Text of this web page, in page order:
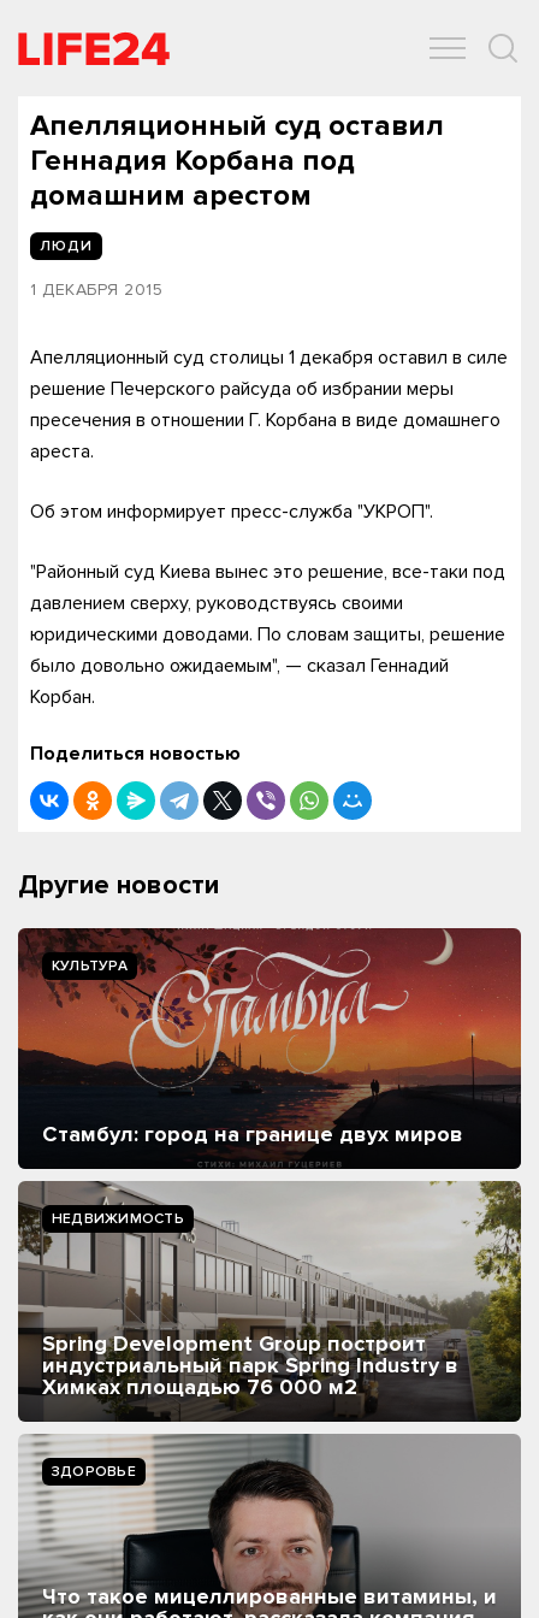
Апелляционный суд оставил
Геннадия Корбана под
домашним арестом
ЛЮДИ
1 ДЕКАБРЯ 2015
Апелляционный суд столицы 1 декабря оставил в силе
решение Печерского райсуда об избрании меры
пресечения в отношении Г. Корбана в виде домашнего
ареста.
Об этом информирует пресс-служба "УКРОП".
"Районный суд Киева вынес это решение, все-таки под
давлением сверху, руководствуясь своими
юридическими доводами. По словам защиты, решение
было довольно ожидаемым", — сказал Геннадий
Корбан.
Поделиться новостью
Другие новости
КУЛЬТУРА
Стамбул: город на границе двух миров
НЕДВИЖИМОСТЬ
Spring Development Group построит
индустриальный парк Spring Industry в
Химках площадью 76 000 м2
ЗДОРОВЬЕ
Что такое мицеллированные витамины, и